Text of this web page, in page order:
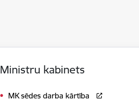
Ministru kabinets
MK sēdes darba kārtība